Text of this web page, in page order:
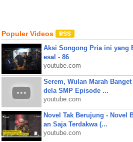
Populer Videos
Aksi Songong Pria ini yang
esal - 86
youtube.com
Serem, Wulan Marah
dela SMP Episode ...
youtube.com
Novel Tak Berujung - Novel
an Saja Terdakwa (...
youtube.com